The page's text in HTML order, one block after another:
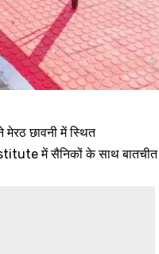
छावनी में स्थित
में सैनिकों के साथ बातचीत